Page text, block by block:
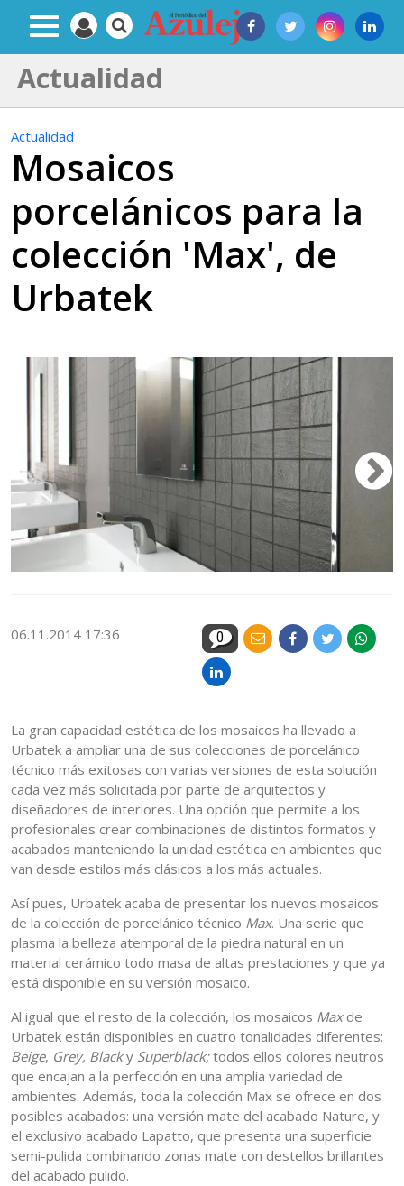
Actualidad
Actualidad
Mosaicos
porcelánicos para la
colección 'Max', de
Urbatek
06.11.2014 17:36 0
La gran capacidad estética de los mosaicos ha llevado a
Urbatek a ampliar una de sus colecciones de porcelánico
técnico más exitosas con varias versiones de esta solución
cada vez más solicitada por parte de arquitectos y
diseñadores de interiores. Una opción que permite a los
profesionales crear combinaciones de distintos formatos y
acabados manteniendo la unidad estética en ambientes que
van desde estilos más clásicos a los más actuales.
Así pues, Urbatek acaba de presentar los nuevos mosaicos
de la colección de porcelánico técnico Max. Una serie que
plasma la belleza atemporal de la piedra natural en un
material cerámico todo masa de altas prestaciones y que ya
está disponible en su versión mosaico.
Al igual que el resto de la colección, los mosaicos Maxde
Urbatek están disponibles en cuatro tonalidades diferentes:
Beige, Grey, Blacky Superblack;todos ellos colores neutros
que encajan a la perfección en una amplia variedad de
ambientes. Además, toda la colección Max se ofrece en dos
posibles acabados: una versión mate del acabado Nature, y
el exclusivo acabado Lapatto, que presenta una superficie
semi-pulida combinando zonas mate con destellos brillantes
del acabado pulido.